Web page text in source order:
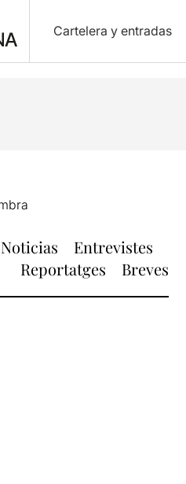
Cartelera y entradas
Noticias
Entrevistes
Reportatges
Breves